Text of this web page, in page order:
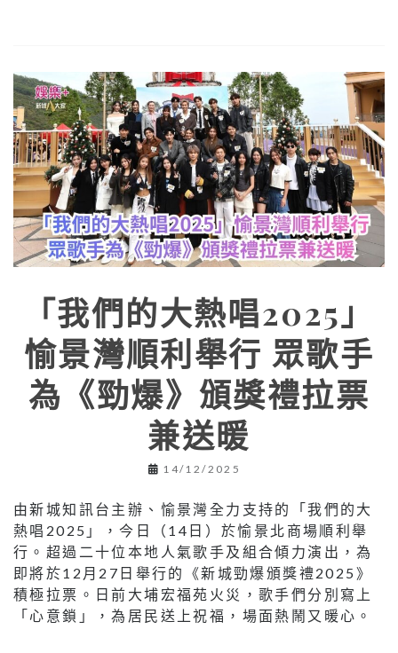
「我們的大熱唱2025」
愉景灣順利舉行 眾歌手
為《勁爆》頒獎禮拉票
兼送暖
14/12/2025
由新城知訊台主辦、愉景灣全力支持的「我們的大
熱唱2025」，今日（14日）於愉景北商場順利舉
行。超過二十位本地人氣歌手及組合傾力演出，為
即將於12月27日舉行的《新城勁爆頒獎禮2025》
積極拉票。日前大埔宏福苑火災，歌手們分別寫上
「心意鎖」，為居民送上祝福，場面熱鬧又暖心。